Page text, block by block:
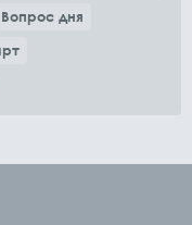
Вопрос дня